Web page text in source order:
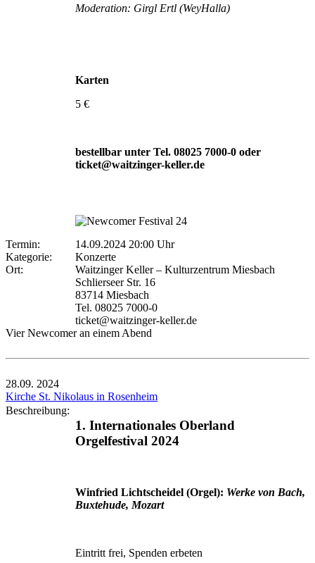
Moderation: Girgl Ertl (WeyHalla)
Karten
5 €
bestellbar unter Tel. 08025 7000-0 oder
ticket@waitzinger-keller.de
Termin:
14.09.2024 20:00 Uhr
Kategorie:
Konzerte
Ort:
Waitzinger Keller – Kulturzentrum Miesbach
Schlierseer Str. 16
83714 Miesbach
Tel. 08025 7000-0
ticket@waitzinger-keller.de
Vier Newcomer an einem Abend
28.09. 2024
Kirche St. Nikolaus in Rosenheim
Beschreibung:
1. Internationales Oberland
Orgelfestival 2024
Winfried Lichtscheidel (Orgel): Werke von Bach,
Buxtehude, Mozart
Eintritt frei, Spenden erbeten